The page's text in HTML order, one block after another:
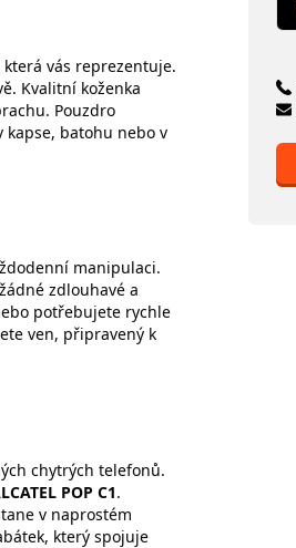
vás reprezentuje.
Kvalitní koženka
Pouzdro
kapse, batohu nebo v
manipulaci.
zdlouhavé a
potřebujete rychle
ven, připravený k
chytrých telefonů.
POP C1.
v naprostém
který spojuje